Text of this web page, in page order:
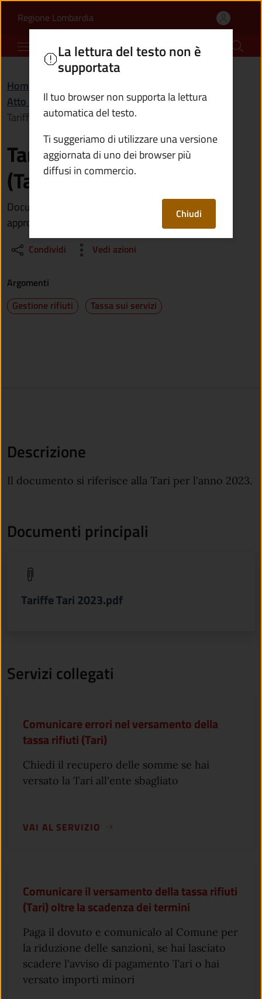
Tariffe della tassa rifiuti
Regione Lombardia(apre in un'altra scheda).
Comune di Vione
Home
Atto normativo /
Tariffe della tassa rifiuti (Tari) in vigore
Tariffe della tassa rifiuti
(Tari) in vigore
Documento contenente le tariffe Tari in vigore
approvate dal Consiglio comunale
Condividi Vedi azioni
La lettura del testo non è
supportata
Il tuo browser non supporta la lettura
automatica del testo.
Ti suggeriamo di utilizzare una versione
aggiornata di uno dei browser più
diffusi in commercio.
Chiudi
Argomenti
Gestione rifiuti
Tassa sui servizi
Descrizione
Il documento si riferisce alla Tari per l'anno 2023.
Documenti principali
Tariffe Tari 2023.pdf
(apre in un'altra scheda).
Servizi collegati
Comunicare errori nel versamento della
tassa rifiuti (Tari)
Chiedi il recupero delle somme se hai
versato la Tari all'ente sbagliato
VAI AL SERVIZIO
Comunicare il versamento della tassa rifiuti
(Tari) oltre la scadenza dei termini
Paga il dovuto e comunicalo al Comune per
la riduzione delle sanzioni, se hai lasciato
scadere l'avviso di pagamento Tari o hai
versato importi minori